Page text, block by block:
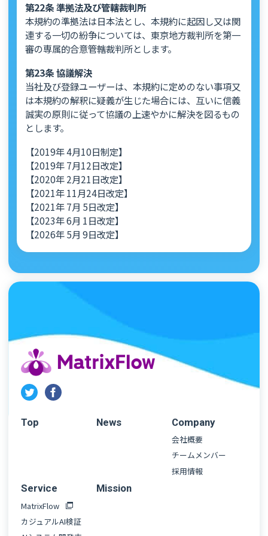
第22条 準拠法及び管轄裁判所
本規約の準拠法は日本法とし、本規約に起因し又は関
連する一切の紛争については、東京地方裁判所を第一
審の専属的合意管轄裁判所とします。
第23条 協議解決
当社及び登録ユーザーは、本規約に定めのない事項又
は本規約の解釈に疑義が生じた場合には、互いに信義
誠実の原則に従って協議の上速やかに解決を図るもの
とします。
【2019年 4月10日制定】
【2019年 7月12日改定】
【2020年 2月21日改定】
【2021年 11月24日改定】
【2021年 7月 5日改定】
【2023年 6月 1日改定】
【2026年 5月 9日改定】
Top News
Company
会社概要
チームメンバー
採用情報
Service
MatrixFlow
カジュアルAI検証
Mission